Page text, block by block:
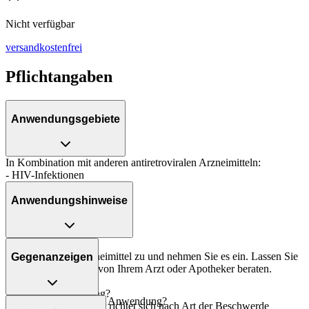
Nicht verfügbar
versandkostenfrei
Pflichtangaben
Anwendungsgebiete
In Kombination mit anderen antiretroviralen Arzneimitteln:
- HIV-Infektionen
Anwendungshinweise
Art der Anwendung?
Bereiten Sie das Arzneimittel zu und nehmen Sie es ein. Lassen Sie
sich zur Zubereitung von Ihrem Arzt oder Apotheker beraten.
Dauer der Anwendung?
Die Anwendungsdauer richtet sich nach Art der Beschwerde
Gegenanzeigen
Was spricht gegen eine Anwendung?